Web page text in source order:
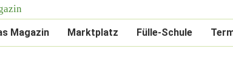
Magazin Marktplatz Fülle-Schule